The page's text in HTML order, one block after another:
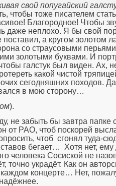
свой попугайский
чтобы тоже писателем
Благородное! Чтобы
даже неплохо. Я бы свой
поставил, а кругом золотом
со страусовыми
золотыми буквами. И
галстук был виден. Ах,
какой чистой
сегодняшних походов.
в мою сторону…
).
не забыть бы завтра папке
от РАО, чтоб поскорей
чтоб сгонял туда-
бегает… Хотя нет, ему
человека Сосиской не
точно украдёт. Как он
концерте… Нет,